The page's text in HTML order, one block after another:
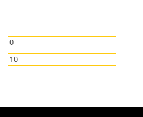
Preço
mínimo